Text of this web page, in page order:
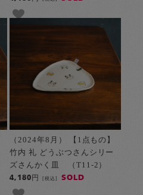
（2024年8月） 【1点もの】
竹内 礼 どうぶつさんシリー
ズさんかく皿 （T11-2）
4,180円 [税込] SOLD